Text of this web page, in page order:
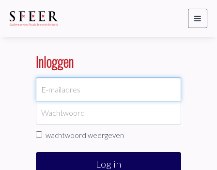
Toggle
Inloggen
wachtwoord weergeven
Log in